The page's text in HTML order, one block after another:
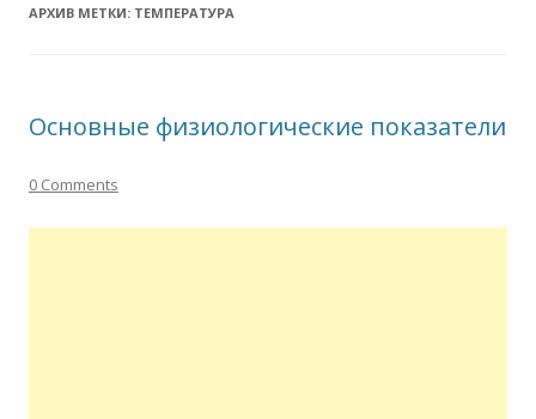
АРХИВ МЕТКИ: ТЕМПЕРАТУРА
Основные физиологические показатели
0 Comments